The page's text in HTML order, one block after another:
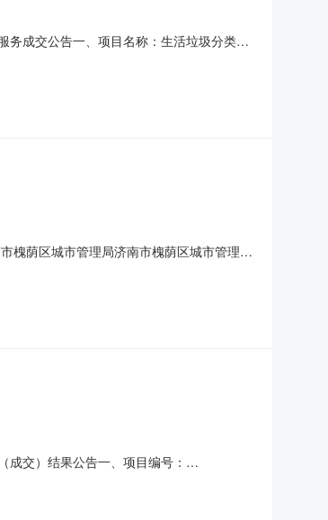
成交公告一、项目名称：生活垃圾分类第
山东）自由贸易试验区青岛
槐荫区城市管理局济南市槐荫区城市管理局
、公告发布日期：2022
交）结果公告一、项目编号：
：五莲县2022年度清洁村庄考核服务采购